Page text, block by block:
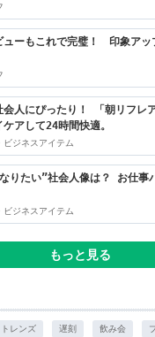
ューもこれで完璧！ 印象アッ
会人にぴったり！ 「朝リフレ
アして24時間快適。
ビジネスアイテム
りたい”社会人像は？ お仕事
ビジネスアイテム
もっと見る
レンズ 遅刻 飲み会